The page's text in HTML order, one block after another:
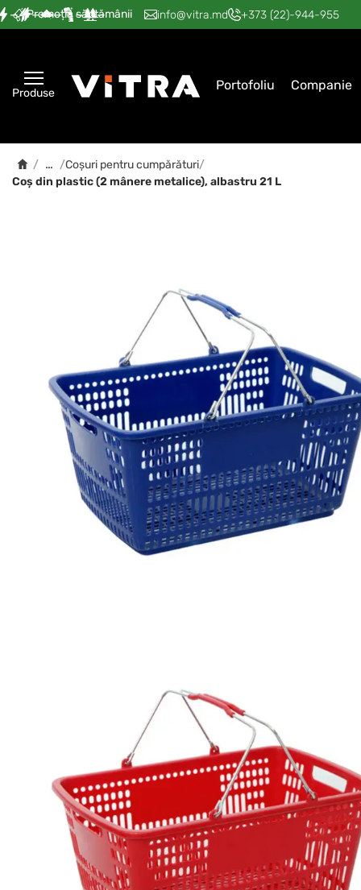
Promoția săptămânii
— — — — — info@vitra.md +373 (22)-944-955
Produse Portofoliu Companie
/ … /Coșuri pentru cumpărături/
Coș din plastic (2 mânere metalice), albastru 21 L